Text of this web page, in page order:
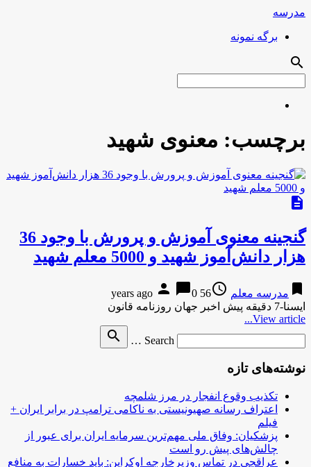
مدرسه
برگه نمونه
search
برچسب: معنوی شهید
description
گنجینه معنوی آموزش و پرورش با وجود 36
هزار دانش‌آموز شهید و 5000 معلم شهید
bookmark مدرسه معلم access_time
56 years ago
person chat_bubble0
ایسنا-7 دقیقه پیش اخبر جهان روزنامه قانون
View article...
Search …
search
نوشته‌های تازه
تکذیب وقوع انفجار در مرز شلمچه
اعتراف رسانه صهیونیستی به ناکامی ترامپ در برابر ایران +
فیلم
پزشکیان: وفاق ملی مهم‌ترین سرمایه ایران برای عبور از
چالش‌های پیش رو است
عراقچی در تماس وزیرخارجه اوکراین: باید خسارات به منافع